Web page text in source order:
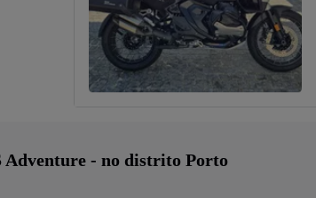
Adventure - no distrito Porto